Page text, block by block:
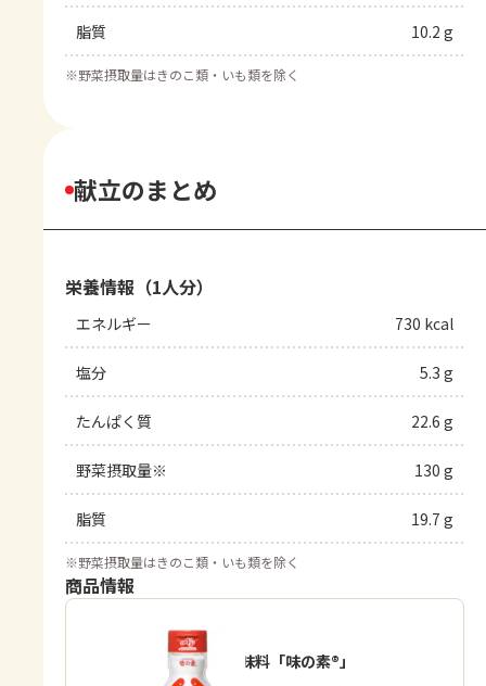
脂質 10.2 g
※野菜摂取量はきのこ類・いも類を除く
献立のまとめ
栄養情報（1人分）
エネルギー 730 kcal
塩分 5.3 g
たんぱく質 22.6 g
野菜摂取量※ 130 g
脂質 19.7 g
※野菜摂取量はきのこ類・いも類を除く
商品情報
うま味調味料「味の素®」